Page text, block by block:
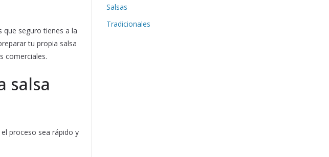
seguro tienes a la
tu propia salsa
comerciales.
salsa
proceso sea rápido y
Salsas
Tradicionales